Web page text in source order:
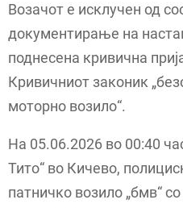
Возачот е исклучен од
документирање на
поднесена кривична
Кривичниот законик
моторно возило“.
На 05.06.2026 во 00:40
Тито“ во Кичево,
патничко возило „бмв“